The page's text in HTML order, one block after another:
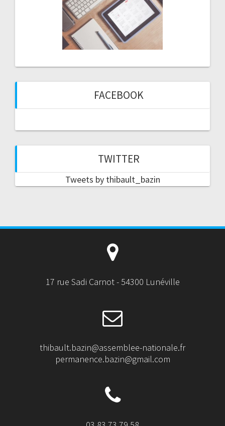
FACEBOOK
TWITTER
Tweets by thibault_bazin
17 rue Sadi Carnot - 54300 Lunéville
thibault.bazin@assemblee-nationale.fr
permanence.bazin@gmail.com